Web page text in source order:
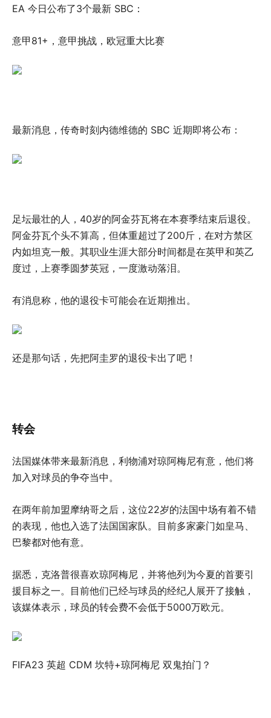
EA 今日公布了3个最新 SBC：
意甲81+，意甲挑战，欧冠重大比赛
最新消息，传奇时刻内德维德的 SBC 近期即将公布：
足坛最壮的人，40岁的阿金芬瓦将在本赛季结束后退役。
阿金芬瓦个头不算高，但体重超过了200斤，在对方禁区
内如坦克一般。其职业生涯大部分时间都是在英甲和英乙
度过，上赛季圆梦英冠，一度激动落泪。
有消息称，他的退役卡可能会在近期推出。
还是那句话，先把阿圭罗的退役卡出了吧！
转会
法国媒体带来最新消息，利物浦对琼阿梅尼有意，他们将
加入对球员的争夺当中。
在两年前加盟摩纳哥之后，这位22岁的法国中场有着不错
的表现，他也入选了法国国家队。目前多家豪门如皇马、
巴黎都对他有意。
据悉，克洛普很喜欢琼阿梅尼，并将他列为今夏的首要引
援目标之一。目前他们已经与球员的经纪人展开了接触，
该媒体表示，球员的转会费不会低于5000万欧元。
FIFA23 英超 CDM 坎特+琼阿梅尼 双鬼拍门？